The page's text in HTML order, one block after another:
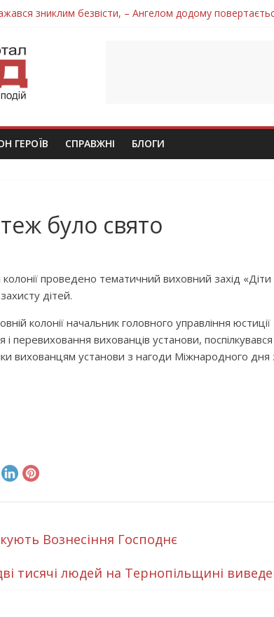
зниклим безвісти, – Ангелом додому
втратила захисника Володимира Вельму
з Тернопільщини Петро Федів повертається до
втратила захисника Володимира Дичку
ГЕРОЇВ СПРАВЖНІ БЛОГИ
було свято
проведено тематичний виховний захід «Діти
дітей.
колонії начальник головного управління
перевиховання вихованців установи,
вихованцям установи з нагоди Міжнародного дня
Вознесіння Господнє
тисячі людей на Тернопільщині